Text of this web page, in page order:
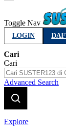
Toggle Nav
LOGIN
Cari
Cari
Advanced Search
Explore